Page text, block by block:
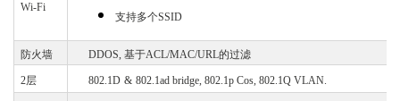
Wi-Fi
支持多个SSID
防火墙 DDOS, 基于ACL/MAC/URL的过滤
2层 802.1D & 802.1ad bridge, 802.1p Cos, 802.1Q VLAN.